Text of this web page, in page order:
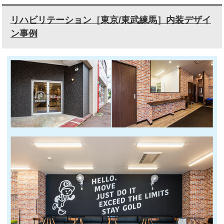
リハビリテーション［東京/東武練馬］内装デザイ
ン事例